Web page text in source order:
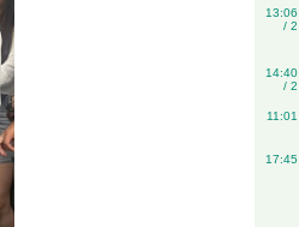
13:06
/ 2
14:40
/ 2
11:01
17:45